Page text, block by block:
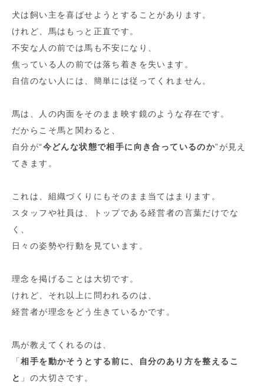
犬は飼い主を喜ばせようとすることがあります。
けれど、馬はもっと正直です。
不安な人の前では馬も不安になり、
焦っている人の前では落ち着きを失います。
自信のない人には、簡単には従ってくれません。
馬は、人の内面をそのまま映す鏡のような存在です。
だからこそ馬と関わると、
自分が“今どんな状態で相手に向き合っているのか”が見え
てきます。
これは、組織づくりにもそのまま当てはまります。
スタッフや社員は、トップである経営者の言葉だけでな
く、
日々の姿勢や行動を見ています。
理念を掲げることは大切です。
けれど、それ以上に問われるのは、
経営者が理念をどう生きているかです。
馬が教えてくれるのは、
「相手を動かそうとする前に、自分のあり方を整えるこ
と 」の大切さです。